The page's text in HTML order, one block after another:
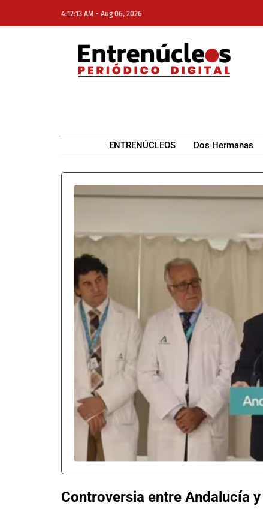
4:12:13 AM - Aug 06, 2026
ENTRENÚCLEOS Dos Hermanas
Controversia entre Andalucía